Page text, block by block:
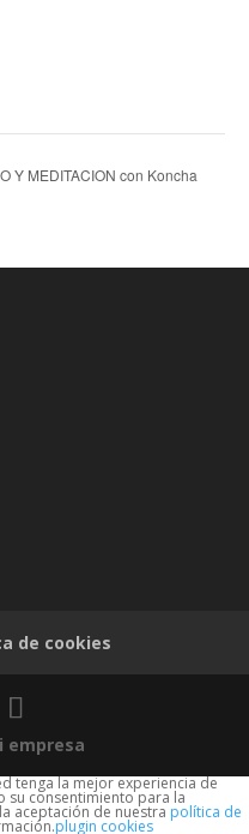
Y MEDITACION con Koncha
de cookies
empresa
tenga la mejor experiencia de
su consentimiento para la
aceptación de nuestra política de
plugin cookies